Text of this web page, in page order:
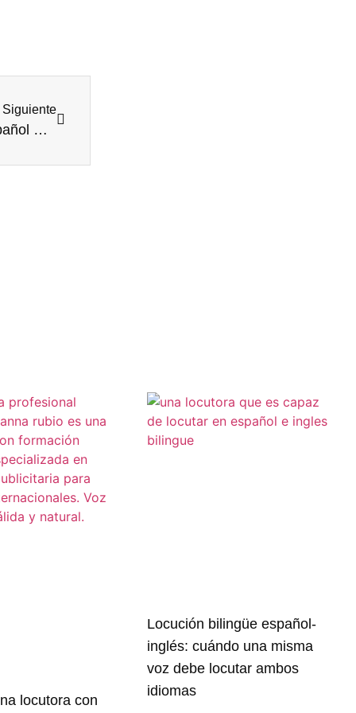
Siguiente
Publicidad Meetic 2022 con mi voz!-Locutora Español Castellano
locutora con
Locución bilingüe español-
inglés: cuándo una misma
voz debe locutar ambos
idiomas